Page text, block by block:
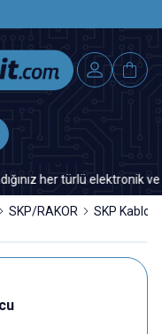
her türlü elektronik ve
SKP/RAKOR SKP Kablo